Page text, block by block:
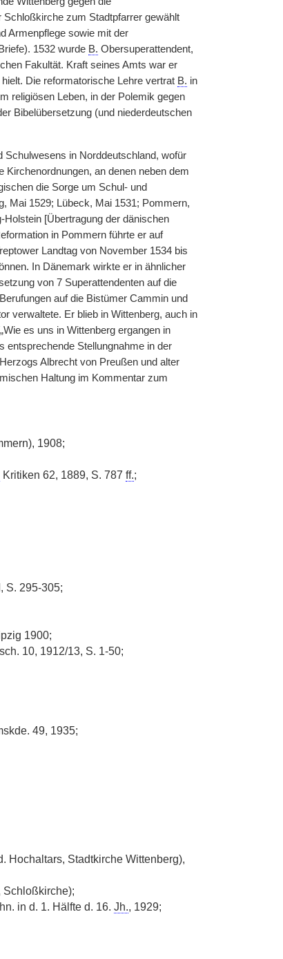
zum Stadtpfarrer gewählt
Armenpflege sowie mit der
1532 wurde B. Obersuperattendent,
Fakultät. Kraft seines Amts war er
Die reformatorische Lehre vertrat B. in
religiösen Leben, in der Polemik gegen
Bibelübersetzung (und niederdeutschen
in Norddeutschland, wofür
an denen neben dem
die Sorge um Schul- und
Mai 1529; Lübeck, Mai 1531; Pommern,
[Übertragung der dänischen
in Pommern führte er auf
Landtag von November 1534 bis
In Dänemark wirkte er in ähnlicher
von 7 Superattendenten auf die
auf die Bistümer Cammin und
verwaltete. Er blieb in Wittenberg, auch in
es uns in Wittenberg ergangen in
entsprechende Stellungnahme in der
Albrecht von Preußen und alter
Haltung im Kommentar zum
1908;
Kritiken 62, 1889, S. 787 ff.;
S. 295-305;
1900;
10, 1912/13, S. 1-50;
49, 1935;
Hochaltars, Stadtkirche Wittenberg),
Schloßkirche);
in d. 1. Hälfte d. 16. Jh., 1929;